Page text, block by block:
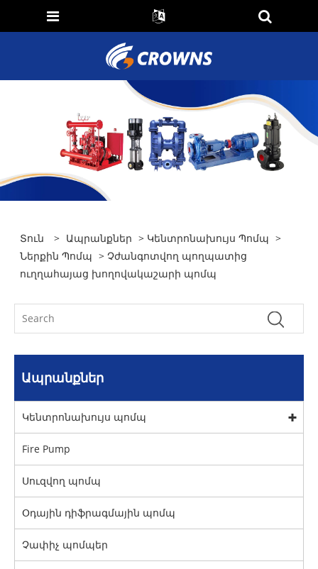
Տուն > Ապրանքներ > Կենտրոնախույս Պոմպ >
Ներքին Պոմպ > Չժանգոտվող պողպատից
ուղղահայաց խողովակաշարի պոմպ
Ապրանքներ
Կենտրոնախույս պոմպ
Fire Pump
Սուզվող պոմպ
Օդային դիֆրագմային պոմպ
Չափիչ պոմպեր